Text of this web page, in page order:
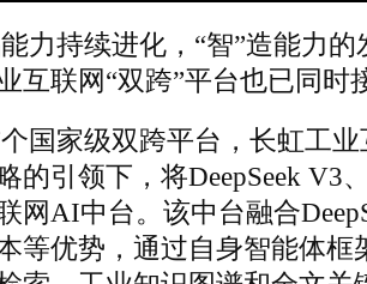
力持续进化，“智”造能力
互联网“双跨”平台也已同时
国家级双跨平台，长虹工业
的引领下，将DeepSeek V3
网AI中台。该中台融合
等优势，通过自身智能体框